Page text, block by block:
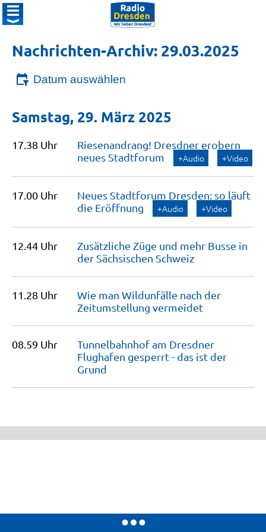
Nachrichten-Archiv: 29.03.2025
Datum auswählen
Samstag, 29. März 2025
17.38 Uhr
Riesenandrang! Dresdner erobern
neues Stadtforum +Audio +Video
17.00 Uhr
Neues Stadtforum Dresden: so läuft
die Eröffnung +Audio +Video
12.44 Uhr
Zusätzliche Züge und mehr Busse in
der Sächsischen Schweiz
11.28 Uhr
Wie man Wildunfälle nach der
Zeitumstellung vermeidet
08.59 Uhr
Tunnelbahnhof am Dresdner
Flughafen gesperrt - das ist der
Grund